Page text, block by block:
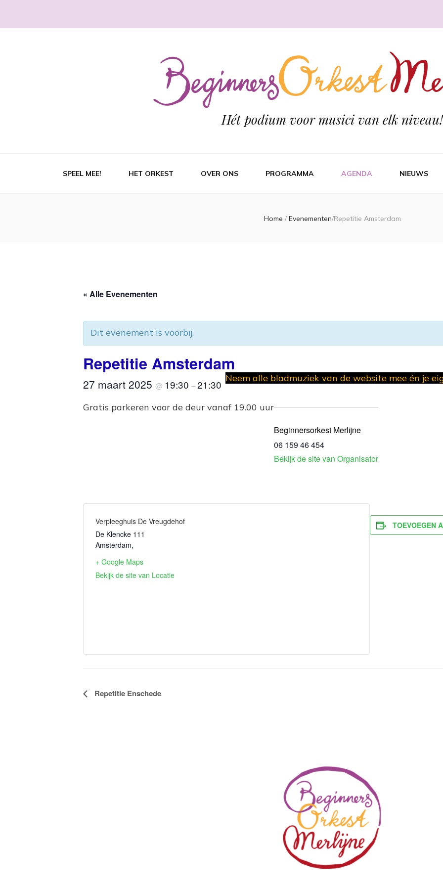
Hét podium voor musici van elk niveau!
SPEEL MEE! HET ORKEST OVER ONS PROGRAMMA AGENDA NIEUWS
Home / Evenementen/Repetitie Amsterdam
« Alle Evenementen
Dit evenement is voorbij.
Repetitie Amsterdam
27 maart 2025 @ 19:30 –21:30 Neem alle bladmuziek van de website mee én je
Gratis parkeren voor de deur vanaf 19.00 uur
Beginnersorkest Merlijne
06 159 46 454
Bekijk de site van Organisator
Verpleeghuis De Vreugdehof
De Klencke 111
Amsterdam,
+ Google Maps
Bekijk de site van Locatie
TOEVOEGEN
Evenement
Repetitie Enschede